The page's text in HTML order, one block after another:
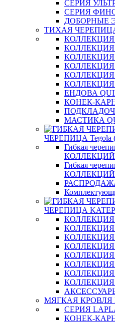
СЕРИЯ
СЕРИЯ
ДОБОРНЫЕ
ТИХАЯ ЧЕРЕПИЦА
КОЛЛЕКЦИЯ
КОЛЛЕКЦИЯ
КОЛЛЕКЦИЯ
КОЛЛЕКЦИЯ
КОЛЛЕКЦИЯ
КОЛЛЕКЦИЯ
ЕНДОВА
КОНЕК-
МАСТИКА
ЧЕРЕПИЦА Tegola
Гибкая
КОЛЛЕКЦИЙ
Гибкая
КОЛЛЕКЦИЙ
ЧЕРЕПИЦА
КОЛЛЕКЦИЯ
КОЛЛЕКЦИЯ
КОЛЛЕКЦИЯ
КОЛЛЕКЦИЯ
КОЛЛЕКЦИЯ
КОЛЛЕКЦИЯ
КОЛЛЕКЦИЯ
КОЛЛЕКЦИЯ
МЯГКАЯ КРОВЛЯ
СЕРИЯ
КОНЕК-